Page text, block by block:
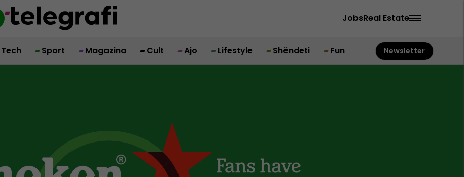
JobsReal Estate
Tech Sport Magazina Cult Ajo Lifestyle Shëndeti Fun Newsletter